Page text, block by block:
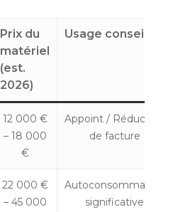
Prix du
matériel
(est.
2026)
Usage conseillé
12 000 €
– 18 000
€
Appoint / Réduction
de facture
22 000 €
– 45 000
Autoconsommation
significative